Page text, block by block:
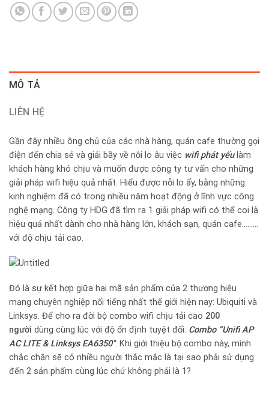
MÔ TẢ
LIÊN HỆ
Gần đây nhiều ông chủ của các nhà hàng, quán cafe thường gọi
điện đến chia sẻ và giải bãy về nỗi lo âu việc wifi phát yếulàm
khách hàng khó chịu và muốn được công ty tư vấn cho những
giải pháp wifi hiệu quả nhất. Hiểu được nỗi lo ấy, bằng những
kinh nghiệm đã có trong nhiều năm hoạt động ở lĩnh vực công
nghệ mạng. Công ty HDG đã tìm ra 1 giải pháp wifi có thể coi là
hiệu quả nhất dành cho nhà hàng lớn, khách sạn, quán cafe………
với độ chịu tải cao.
Đó là sự kết hợp giữa hai mã sản phẩm của 2 thương hiệu
mạng chuyên nghiệp nổi tiếng nhất thế giới hiện nay: Ubiquiti và
Linksys. Để cho ra đời bộ combo wifi chịu tải cao 200
người dùng cùng lúc với độ ổn định tuyệt đối: Combo “Unifi AP
AC LITE & Linksys EA6350″. Khi giới thiệu bộ combo này, mình
chắc chắn sẽ có nhiều người thắc mắc là tại sao phải sử dụng
đến 2 sản phẩm cùng lúc chứ không phải là 1?